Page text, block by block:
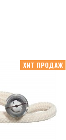
ХИТ ПРОДАЖ